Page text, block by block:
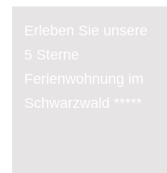
Erleben Sie unsere
5 Sterne
Ferienwohnung im
Schwarzwald *****